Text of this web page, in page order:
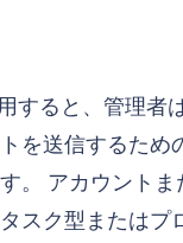
すると、管理者
を送信するため
。 アカウントま
スク型またはプ